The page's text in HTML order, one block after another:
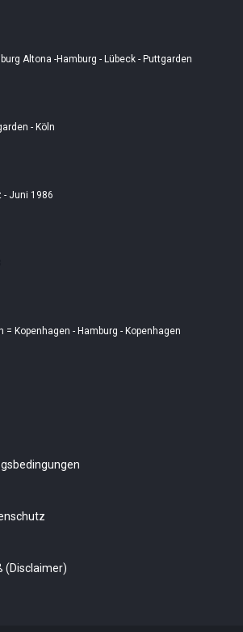
Altona -Hamburg - Lübeck - Puttgarden
- Köln
- Juni 1986
= Kopenhagen - Hamburg - Kopenhagen
(Disclaimer)